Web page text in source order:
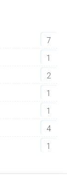
7
1
2
1
1
4
1